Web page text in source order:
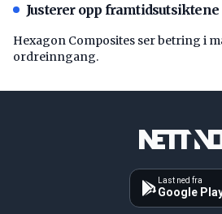
Justerer opp framtidsutsiktene
Hexagon Composites ser betring i
ordreinngang.
Last ned fra
Google